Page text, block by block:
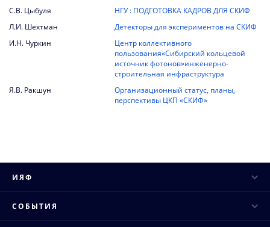
С.В. Цыбуля
НГУ : ПОДГОТОВКА КАДРОВ ДЛЯ СКИФ
Л.И. Шехтман
Детекторы для экспериментов на СКИФ
И.Н. Чуркин
Центр коллективного
пользования«Сибирский кольцевой
источник фотонов»инженерно-
строительная инфраструктура
Я.В. Ракшун
Организационный статус, планы,
перспективы ЦКП «СКИФ»
ИЯФ
СОБЫТИЯ